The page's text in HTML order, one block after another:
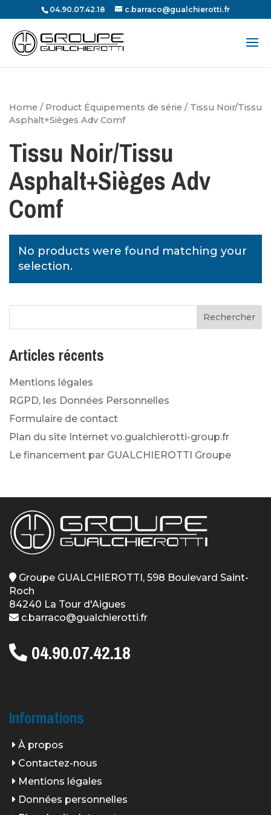
04.90.07.42.18 c.barraco@gualchierotti.fr
Recherche
de
produits
Home / Product Équipements de série / Tissu Noir/Tissu
Asphalt+Sièges Adv Comf
Tissu Noir/Tissu
Asphalt+Sièges Adv
Comf
No products were found matching your
selection.
Articles récents
Mentions légales
RGPD, les Données Personnelles
Formulaire de contact
Plan du site Internet vo.gualchierotti-group.fr
Le financement par GUALCHIEROTTI Groupe
Groupe GUALCHIEROTTI, 598 Boulevard Saint-
Roch
84240 La Tour d'Aigues
c.barraco@gualchierotti.fr
04.90.07.42.18
Informations
À propos
Contactez-nous
Mentions légales
Données personnelles